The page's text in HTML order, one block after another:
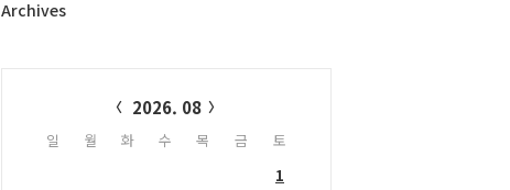
플
Archives
2026. 08
일 월 화 수 목 금
토
1